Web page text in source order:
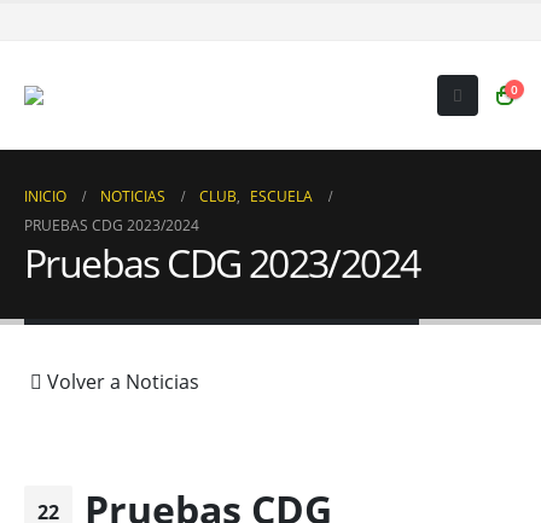
0
INICIO NOTICIAS CLUB, ESCUELA
PRUEBAS CDG 2023/2024
Pruebas CDG 2023/2024
Volver a Noticias
22
Pruebas CDG